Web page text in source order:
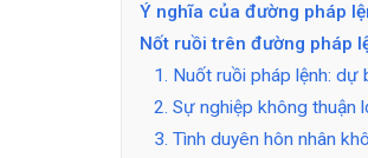
Ý nghĩa của đường pháp
Nốt ruồi trên đường pháp
1. Nuốt ruồi pháp lệnh:
2. Sự nghiệp không thuận
3. Tình duyên hôn nhân